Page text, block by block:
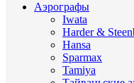
Аэрографы
Iwata
Harder &
Hansa
Sparmax
Tamiya